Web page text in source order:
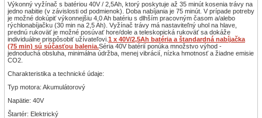
Výkonný vyžínač s batériou 40V / 2,5Ah, ktorý poskytuje až 35 minút kosenia trávy na
jedno nabitie (v závislosti od podmienok). Doba nabíjania je 75 minút. V prípade potreby
je možné dokúpiť výkonnejšiu 4,0 Ah batériu s dlhším pracovným časom a/alebo
rýchlonabíjačku (30 min na 2,5 Ah). Vyžínač trávy má nastaviteľný uhol na hlave,
prednú rukoväť je možné posúvať hore/dole a teleskopická rukoväť sa dokáže
individuálne prispôsobiť užívateľovi. 1 x 40V/2,5Ah batéria a štandardná nabíjačka
(75 min) sú súčasťou balenia.Séria 40V batérií ponúka množstvo výhod -
jednoduchá obsluha, minimálna údržba, menej vibrácií, nízka hmotnosť a žiadne emisie
CO2.
Charakteristika a technické údaje:
Typ motora: Akumulátorový
Napätie: 40V
Štartér: Elektrický